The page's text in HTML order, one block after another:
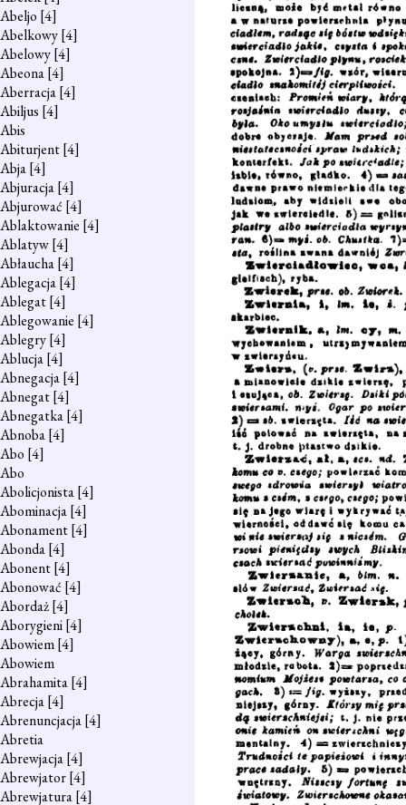
Abeljo [4]
Abelkowy[4]
Abelowy[4]
Abeona[4]
Aberracja[4]
Abiljus [4]
Abis
Abiturjent[4]
Abja[4]
Abjuracja[4]
Abjurować [4]
Ablaktowanie [4]
Ablatyw[4]
Abłaucha[4]
Ablegacja[4]
Ablegat[4]
Ablegowanie [4]
Ablegry[4]
Ablucja[4]
Abnegacja[4]
Abnegat[4]
Abnegatka[4]
Abnoba[4]
Abo [4]
Abo
Abolicjonista[4]
Abominacja[4]
Abonament[4]
Abonda[4]
Abonent[4]
Abonować [4]
Abordaż[4]
Aborygieni[4]
Abowiem[4]
Abowiem
Abrahamita[4]
Abrecja[4]
Abrenuncjacja[4]
Abretia
Abrewjacja[4]
Abrewjator[4]
Abrewjatura[4]